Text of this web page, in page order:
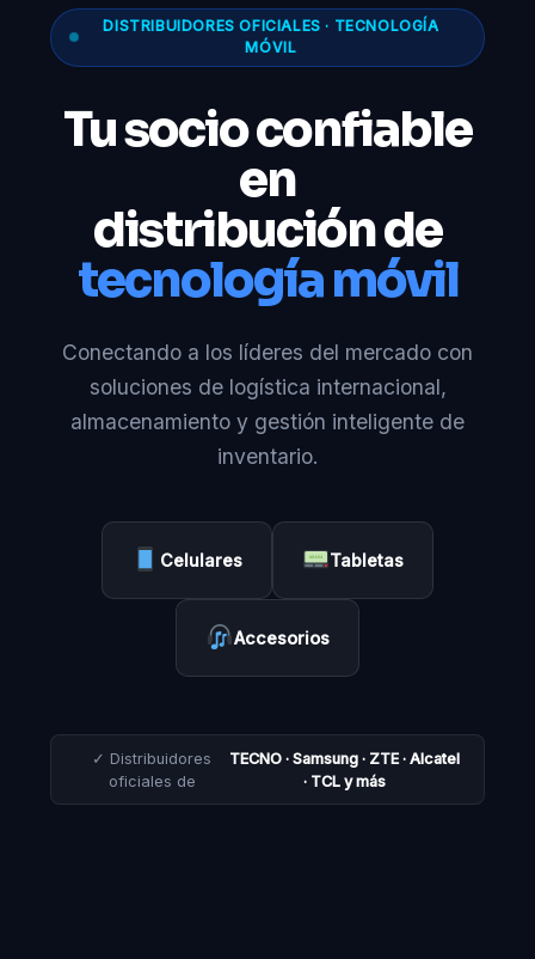
DISTRIBUIDORES OFICIALES · TECNOLOGÍA
MÓVIL
Tu socio confiable
en
distribución de
tecnología móvil
Conectando a los líderes del mercado con
soluciones de logística internacional,
almacenamiento y gestión inteligente de
inventario.
Celulares Tabletas
Accesorios
✓ Distribuidores
oficiales de
TECNO · Samsung · ZTE · Alcatel
· TCL y más